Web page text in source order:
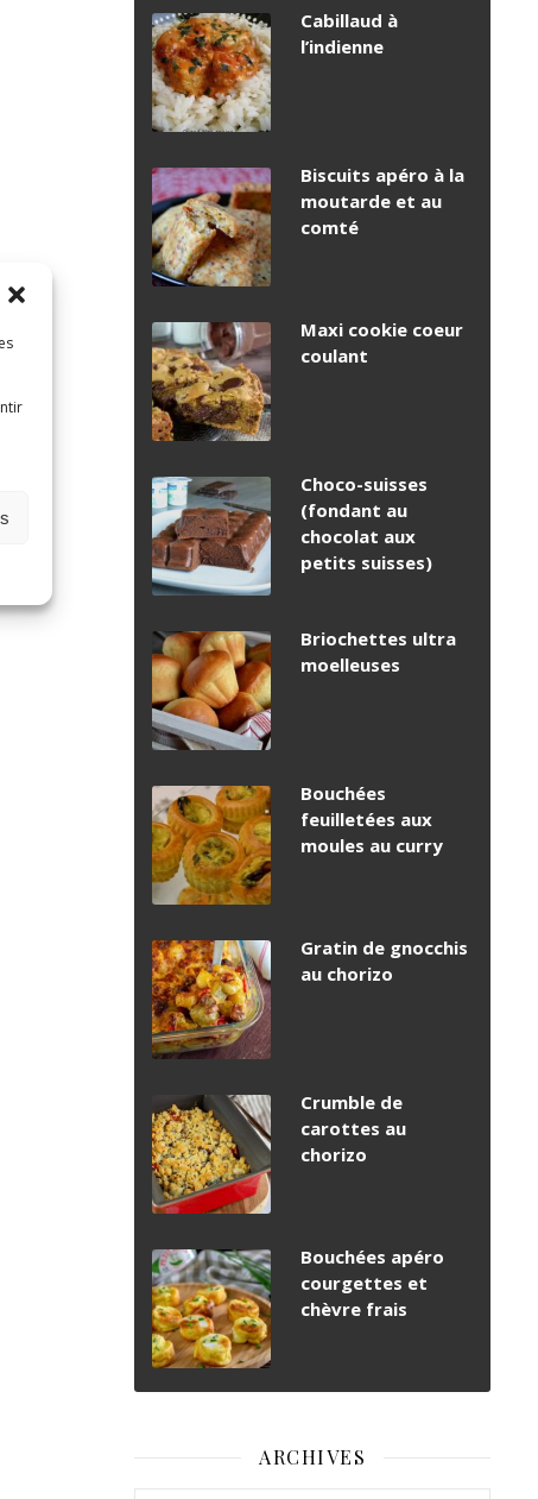
Cabillaud à
l’indienne
Biscuits apéro à la
moutarde et au
comté
Maxi cookie coeur
coulant
Choco-suisses
(fondant au
chocolat aux
petits suisses)
Briochettes ultra
moelleuses
Bouchées
feuilletées aux
moules au curry
Gratin de gnocchis
au chorizo
Crumble de
carottes au
chorizo
Bouchées apéro
courgettes et
chèvre frais
ARCHIVES